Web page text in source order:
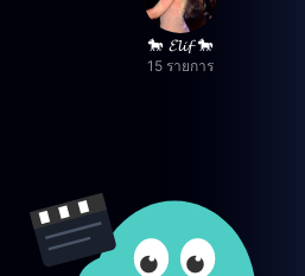
🐎 𝓔𝓵𝓲𝓯 🐎
15 รายการ